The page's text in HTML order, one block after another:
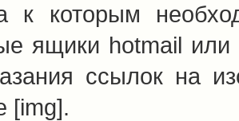
к которым
ящики hotmail
ссылок на
[img].